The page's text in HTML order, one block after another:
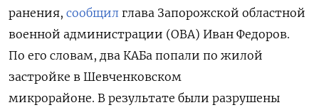
ранения, сообщил глава Запорожской областной
военной администрации (ОВА) Иван Федоров.
По его словам, два КАБа попали по жилой
застройке в Шевченковском
микрорайоне. В результате были разрушены